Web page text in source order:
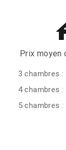
Prix moyen
3 chambres :
4 chambres :
5 chambres :